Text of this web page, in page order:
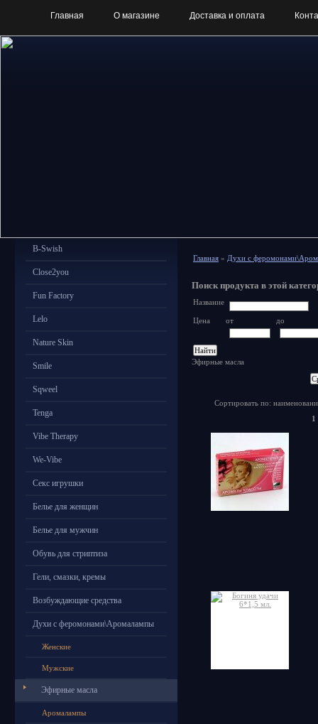
Главная О магазине Доставка и оплата
B-Swish
Close2you
Fun Factory
Lelo
Nature Skin
Smile
Sqweel
Tenga
Vibe Therapy
We-Vibe
Секс игрушки
Белье для женщин
Белье для мужчин
Обувь для стриптиза
Гели, смазки, кремы
Возбуждающие средства
Духи с феромонами\Аромалампы
Женские
Мужские
Эфирные масла
Аромалампы
Главная » Духи с
Поиск продукта в этой
Название
Цена от до
Эфирные масла
Сортировать по:
1